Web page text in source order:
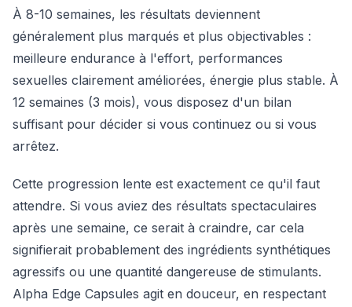
À 8-10 semaines, les résultats deviennent
généralement plus marqués et plus objectivables :
meilleure endurance à l'effort, performances
sexuelles clairement améliorées, énergie plus stable. À
12 semaines (3 mois), vous disposez d'un bilan
suffisant pour décider si vous continuez ou si vous
arrêtez.
Cette progression lente est exactement ce qu'il faut
attendre. Si vous aviez des résultats spectaculaires
après une semaine, ce serait à craindre, car cela
signifierait probablement des ingrédients synthétiques
agressifs ou une quantité dangereuse de stimulants.
Alpha Edge Capsules agit en douceur, en respectant